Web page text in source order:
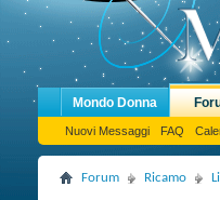
Mondo Donna
Nuovi Messaggi FAQ
Forum Ricamo